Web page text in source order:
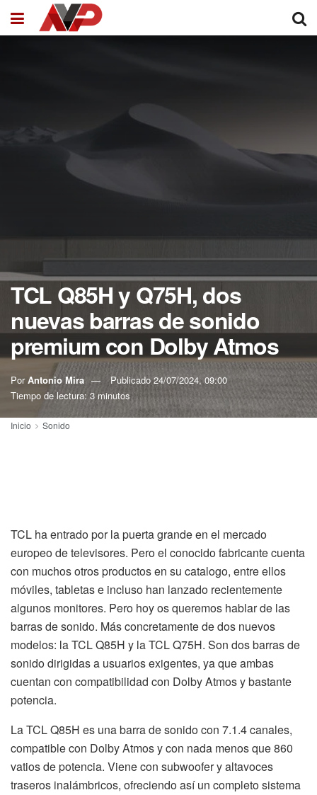
TCL Q85H y Q75H, dos
nuevas barras de sonido
premium con Dolby Atmos
Por Antonio Mira Publicado24/07/2024, 09:00
Tiempo de lectura: 3 minutos
Inicio Sonido
TCL ha entrado por la puerta grande en el mercado
europeo de televisores. Pero el conocido fabricante cuenta
con muchos otros productos en su catalogo, entre ellos
móviles, tabletas e incluso han lanzado recientemente
algunos monitores. Pero hoy os queremos hablar de las
barras de sonido. Más concretamente de dos nuevos
modelos: la TCL Q85H y la TCL Q75H. Son dos barras de
sonido dirigidas a usuarios exigentes, ya que ambas
cuentan con compatibilidad con Dolby Atmos y bastante
potencia.
La TCL Q85H es una barra de sonido con 7.1.4 canales,
compatible con Dolby Atmos y con nada menos que 860
vatios de potencia. Viene con subwoofer y altavoces
traseros inalámbricos, ofreciendo así un completo sistema